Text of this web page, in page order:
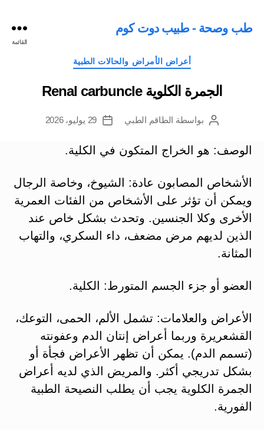
طب وصحة - طبيب دوت كوم
القائمة
التصنيفات
أعراض الأمراض والحالات الطبية
الجمرة الكلوية Renal carbuncle
كاتببواسطة الطاقم الطبي
تاريخ
29 يوليو، 2026
الوصف: هو الخراج المتكون في الكلية.
الأشخاص المصابون عادة: الشيوخ، وخاصة الرجال
ويمكن أن تؤثر على الأشخاص من الفئات العمرية
الأخرى وكلا الجنسين. وتحدث بشكل خاص عند
الذين لديهم مرض مضعف، داء السكري، والتهاب
المثانة.
العضو أو جزء الجسم المتورط: الكلية.
الأعراض والعلامات: تشمل الألم، الحمى، التوعك،
القشعريرة وربما أعراض إنتان الدم وعفونته
(تسمم الدم). يمكن أن تظهر الأعراض فجأة أو
بشكل تدريجي أكثر. والمريض الذي لديه أعراض
الجمرة الكلوية يجب أن يطلب النصيحة الطبية
الفورية.